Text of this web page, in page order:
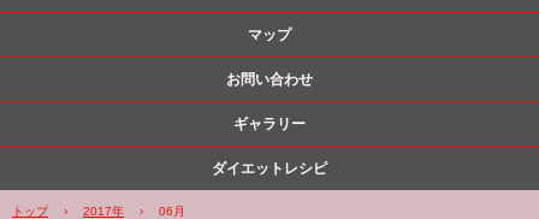
マップ
お問い合わせ
ギャラリー
ダイエットレシピ
トップ › 2017年 › 06月